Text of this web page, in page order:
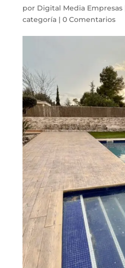
por Digital Media Empresas
categoría| 0 Comentarios